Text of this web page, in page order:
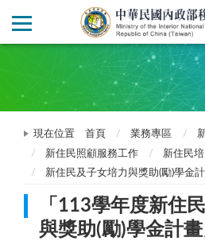
現在位置 首頁 業務專區
新住民照顧服務工作
新住民
新住民及子女培力與獎助(勵)學金
「113學年度新住
與獎助(勵)學金計